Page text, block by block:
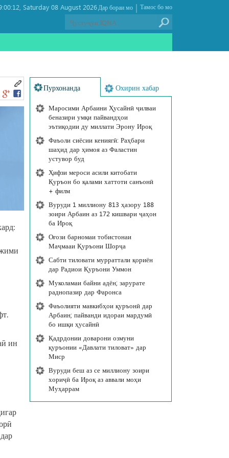
Saturday 08 August 2026 , Тамос бо мо
|
Дар бораи мо
ин
Пурхонанда Охирин хабар
Маросими Арбаини Ҳусайнӣ ҷилваи
беназири умқи пайвандҳои
эътиқодии ду миллати Эрону Ироқ
Фаъоли сиёсии кениягӣ: Раҳбари
шаҳид дар ҳимоя аз Фаластин
устувор буд
Ҳифзи мероси асили китобати
Қуръон бо қалами хаттоти санъонӣ
+ филм
Вуруди 1 миллиону 813 ҳазору 188
зоири Арбаин аз 172 кишвари ҷаҳон
ба Ироқ
Оғози барномаи тобистонаи
Маҷмааи Қуръони Шорҷа
Сабти тиловати мурраттали қориён
дар Радиои Қуръони Уммон
Муколамаи байни адён; зарурате
раднопазир дар Фаронса
Фаъолияти мавкибҳои қуръонӣ дар
Арбаин; пайванди идораи мардумӣ
бо ишқи ҳусайнӣ
Қадрдонии доварони озмуни
қуръонии «Давлати тиловат» дар
Миср
Вуруди беш аз се миллиону зоири
хориҷӣ ба Ироқ аз аввали моҳи
Муҳаррам